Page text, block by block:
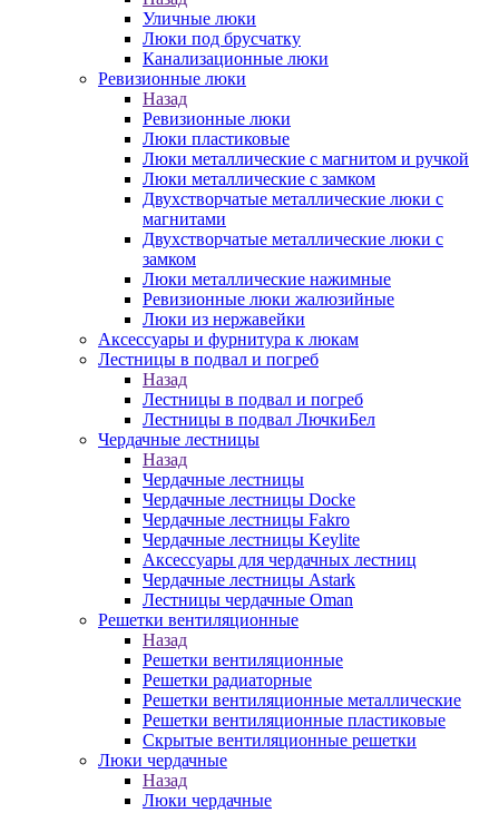
Уличные люки
Люки под брусчатку
Канализационные люки
Ревизионные люки
Назад
Ревизионные люки
Люки пластиковые
Люки металлические с магнитом и ручкой
Люки металлические с замком
Двухстворчатые металлические люки с
магнитами
Двухстворчатые металлические люки с
замком
Люки металлические нажимные
Ревизионные люки жалюзийные
Люки из нержавейки
Аксессуары и фурнитура к люкам
Лестницы в подвал и погреб
Назад
Лестницы в подвал и погреб
Лестницы в подвал ЛючкиБел
Чердачные лестницы
Назад
Чердачные лестницы
Чердачные лестницы Docke
Чердачные лестницы Fakro
Чердачные лестницы Keylite
Аксессуары для чердачных лестниц
Чердачные лестницы Astark
Лестницы чердачные Oman
Решетки вентиляционные
Назад
Решетки вентиляционные
Решетки радиаторные
Решетки вентиляционные металлические
Решетки вентиляционные пластиковые
Скрытые вентиляционные решетки
Люки чердачные
Назад
Люки чердачные